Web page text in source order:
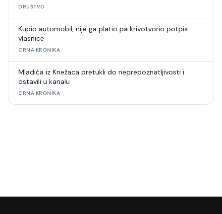
DRUŠTVO
Kupio automobil, nije ga platio pa krivotvorio potpis
vlasnice
CRNA KRONIKA
Mladića iz Knežaca pretukli do neprepoznatljivosti i
ostavili u kanalu
CRNA KRONIKA